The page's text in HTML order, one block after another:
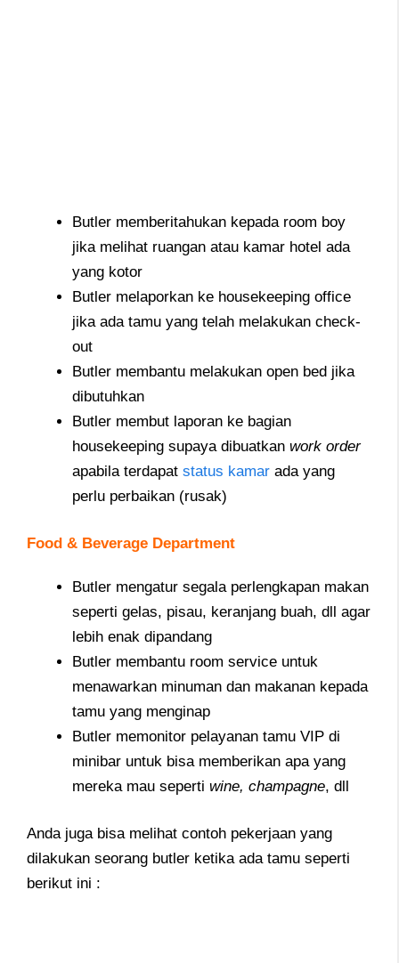
Butler memberitahukan kepada room boy
jika melihat ruangan atau kamar hotel ada
yang kotor
Butler melaporkan ke housekeeping office
jika ada tamu yang telah melakukan check-
out
Butler membantu melakukan open bed jika
dibutuhkan
Butler membut laporan ke bagian
housekeeping supaya dibuatkan work order
apabila terdapat status kamar ada yang
perlu perbaikan (rusak)
Food & Beverage Department
Butler mengatur segala perlengkapan makan
seperti gelas, pisau, keranjang buah, dll agar
lebih enak dipandang
Butler membantu room service untuk
menawarkan minuman dan makanan kepada
tamu yang menginap
Butler memonitor pelayanan tamu VIP di
minibar untuk bisa memberikan apa yang
mereka mau seperti wine, champagne, dll
Anda juga bisa melihat contoh pekerjaan yang
dilakukan seorang butler ketika ada tamu seperti
berikut ini :